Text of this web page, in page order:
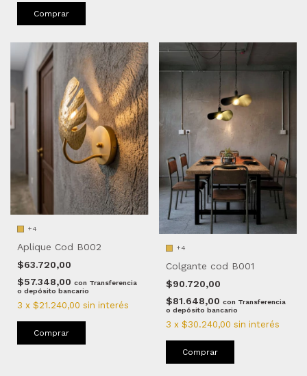
Comprar
+4
Aplique Cod B002
$63.720,00
$57.348,00 con Transferencia
o depósito bancario
3 x $21.240,00 sin interés
Comprar
+4
Colgante cod B001
$90.720,00
$81.648,00 con Transferencia
o depósito bancario
3 x $30.240,00 sin interés
Comprar